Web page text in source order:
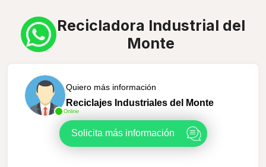
Recicladora Industrial del
Monte
Online
Quiero más información
Reciclajes Industriales del Monte
Solicita más información